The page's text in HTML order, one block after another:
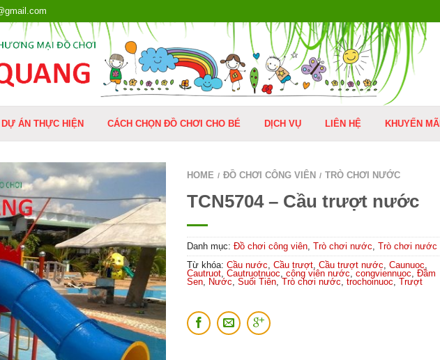
DỰ ÁN THỰC HIỆN CÁCH CHỌN ĐỒ CHƠI CHO BÉ DỊCH VỤ LIÊN HỆ KHUYẾN MÃI
HOME / ĐỒ CHƠI CÔNG VIÊN / TRÒ CHƠI NƯỚC
TCN5704 – Cầu trượt nước
Danh mục: Đồ chơi công viên Trò chơi nước Trò chơi nước
Từ khóa: Cầu nước Cầu trượt Cầu trượt nước Caunuoc
Cautruot Cautruotnuoc công viên nước congviennuoc Đầm
Sen
Nước Suối Tiên Trò chơi nước trochoinuoc Trượt